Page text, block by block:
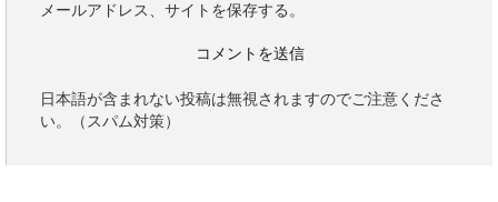
メールアドレス、サイトを保存する。
日本語が含まれない投稿は無視されますのでご注意くださ
い。（スパム対策）